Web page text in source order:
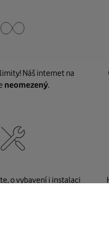
Náš internet na
neomezený.
o vybavení i instalaci